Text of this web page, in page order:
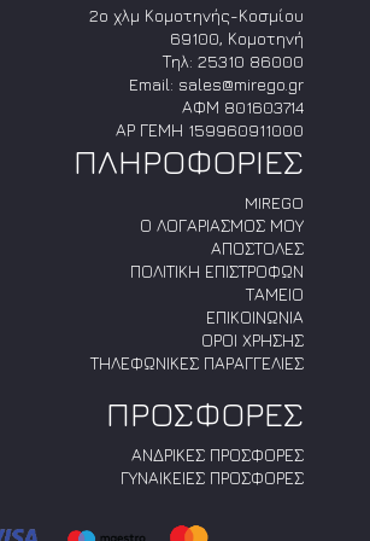
2ο χλμ Κομοτηνής-Κοσμίου
69100, Κομοτηνή
Τηλ: 25310 86000
Email: sales@mirego.gr
ΑΦΜ 801603714
ΑΡ ΓΕΜΗ 159960911000
ΠΛΗΡΟΦΟΡΙΕΣ
MIREGO
Ο ΛΟΓΑΡΙΑΣΜΟΣ ΜΟΥ
ΑΠΟΣΤΟΛΕΣ
ΠΟΛΙΤΙΚΗ ΕΠΙΣΤΡΟΦΩΝ
ΤΑΜΕΙΟ
ΕΠΙΚΟΙΝΩΝΙΑ
ΟΡΟΙ ΧΡΗΣΗΣ
ΤΗΛΕΦΩΝΙΚΕΣ ΠΑΡΑΓΓΕΛΙΕΣ
ΠΡΟΣΦΟΡΕΣ
ΑΝΔΡΙΚΕΣ ΠΡΟΣΦΟΡΕΣ
ΓΥΝΑΙΚΕΙΕΣ ΠΡΟΣΦΟΡΕΣ